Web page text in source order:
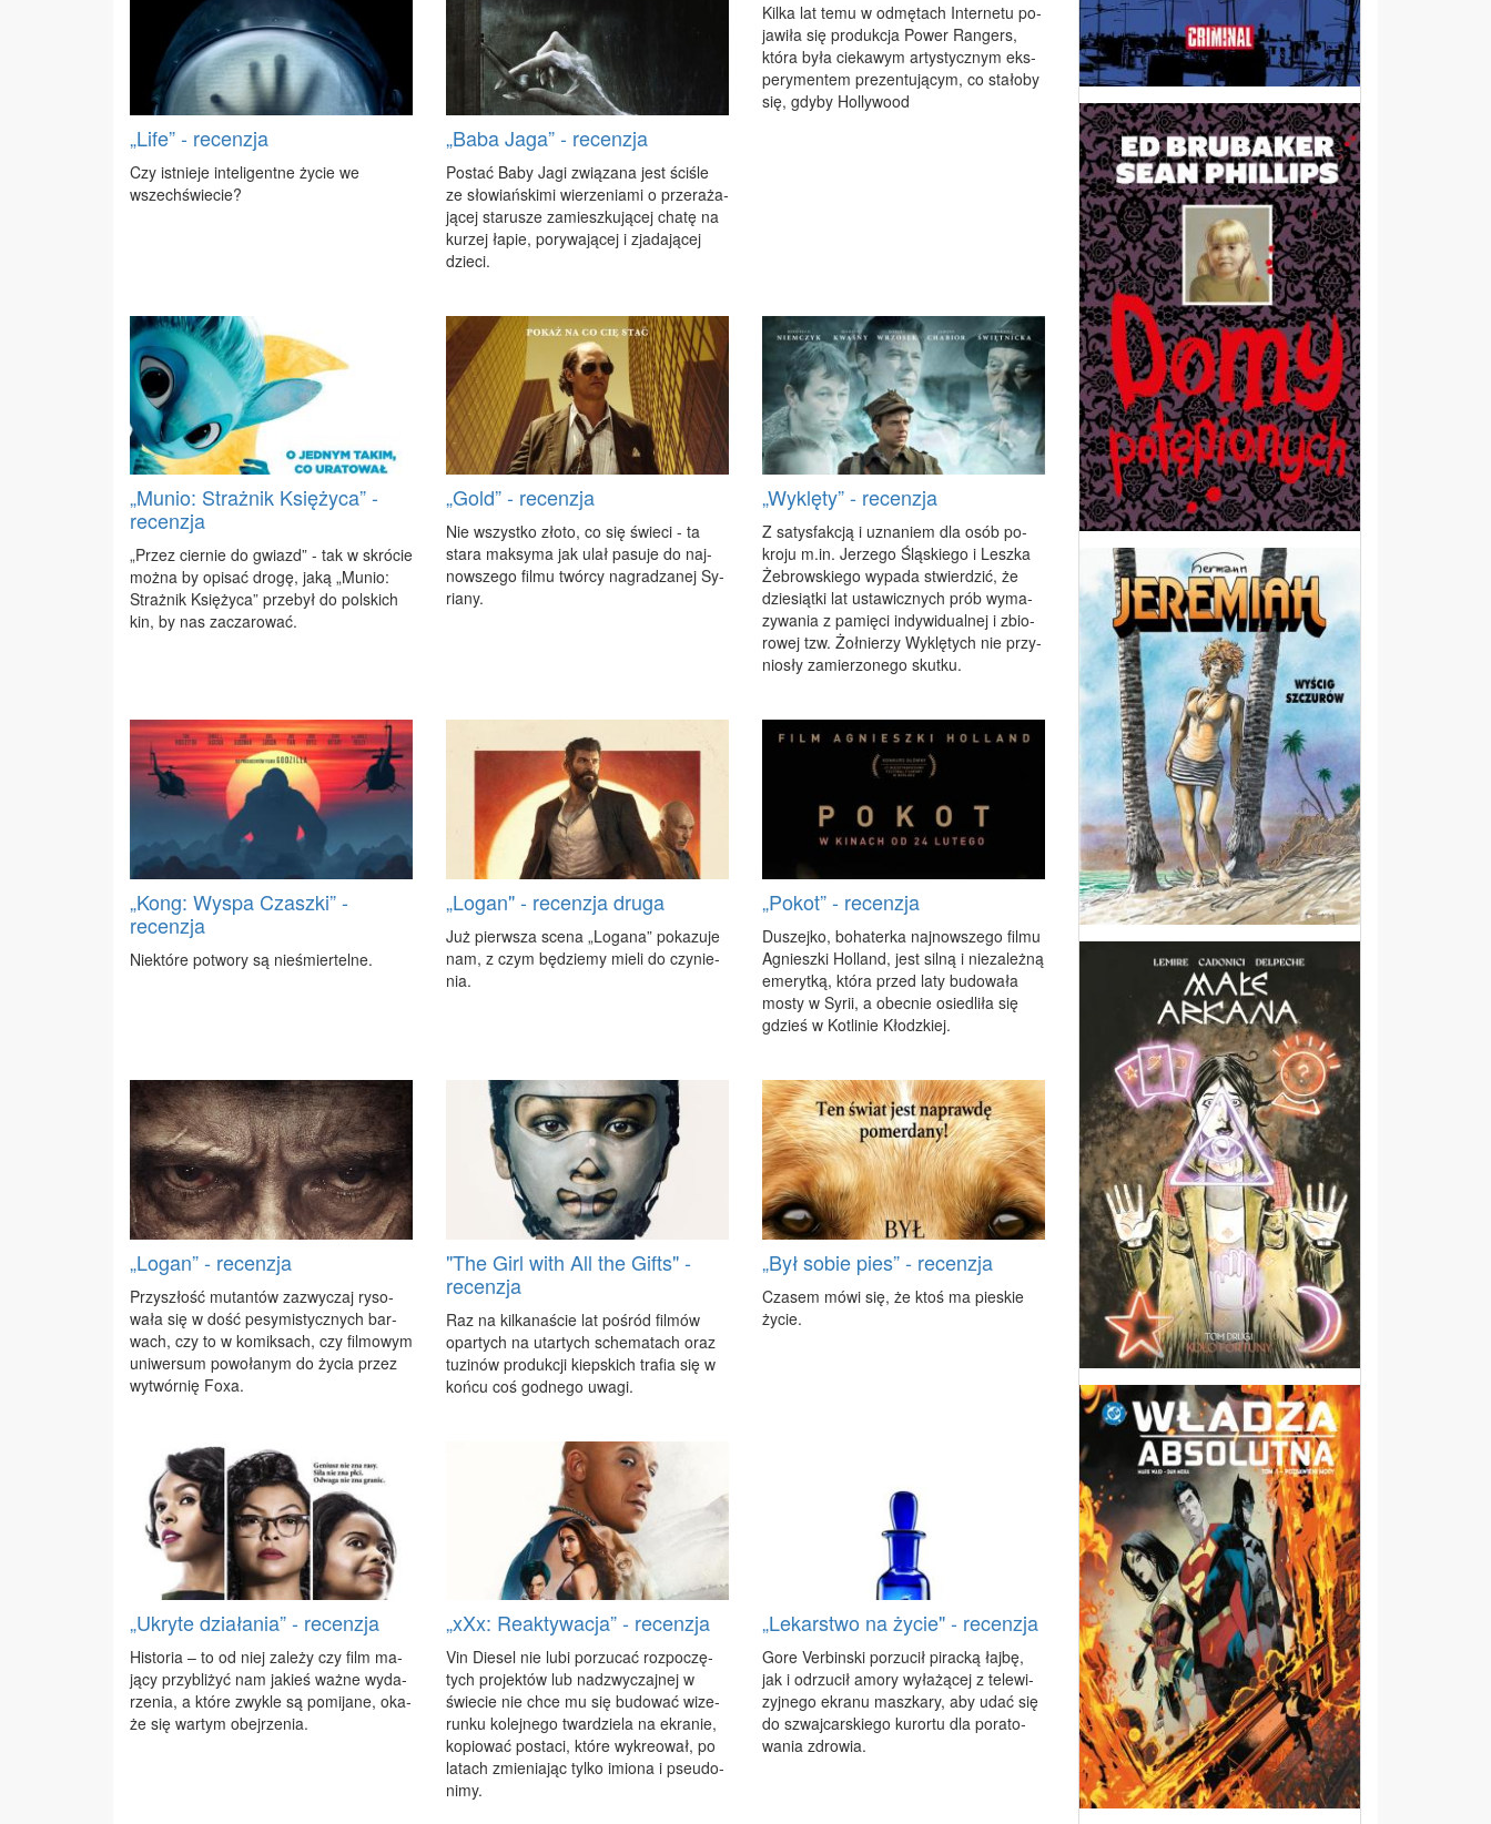
„Life” - recenzja
Czy ist­nie­je in­te­li­gent­ne ży­cie we
wszech­świe­cie?
„Baba Jaga” - recenzja
Po­stać Ba­by Ja­gi zwią­za­na jest ści­śle
ze sło­wiań­ski­mi wie­rze­nia­mi o prze­ra­ża­
ją­cej sta­ru­sze za­miesz­ku­ją­cej cha­tę na
ku­rzej ła­pie, po­ry­wa­ją­cej i zja­da­ją­cej
dzie­ci.
Kil­ka lat te­mu w od­mę­tach In­ter­ne­tu po­
ja­wi­ła się pro­duk­cja Po­wer Ran­gers,
któ­ra by­ła cie­ka­wym ar­ty­stycz­nym eks­
pe­ry­men­tem pre­zen­tu­ją­cym, co sta­ło­by
się, gdy­by Hol­ly­wo­od
„Munio: Strażnik Księżyca” -
recenzja
„Przez cier­nie do gwiazd” - tak w skró­cie
moż­na by opi­sać dro­gę, ja­ką „Mu­nio:
Straż­nik Księ­ży­ca” prze­był do pol­skich
kin, by nas za­cza­ro­wać.
„Gold” - recenzja
Nie wszyst­ko zło­to, co się świe­ci - ta
sta­ra mak­sy­ma jak ulał pa­su­je do naj­
now­sze­go fil­mu twór­cy na­gra­dza­nej Sy­
ria­ny.
„Wyklęty” - recenzja
Z sa­tys­fak­cją i uzna­niem dla osób po­
kro­ju m.​in. Je­rze­go Ślą­skie­go i Lesz­ka
Że­brow­skie­go wy­pa­da stwier­dzić, że
dzie­siąt­ki lat usta­wicz­nych prób wy­ma­
zy­wa­nia z pa­mię­ci in­dy­wi­du­al­nej i zbio­
ro­wej tzw. Żoł­nie­rzy Wy­klę­tych nie przy­
nio­sły za­mie­rzo­ne­go skut­ku.
„Kong: Wyspa Czaszki” -
recenzja
Nie­któ­re po­two­ry są nie­śmier­tel­ne.
„Logan" - recenzja druga
Już pierw­sza sce­na „Lo­ga­na” po­ka­zu­je
nam, z czym bę­dzie­my mie­li do czy­nie­
nia.
„Pokot” - recenzja
Du­szej­ko, bo­ha­ter­ka naj­now­sze­go fil­mu
Agniesz­ki Hol­land, jest sil­ną i nie­za­leż­ną
eme­ryt­ką, któ­ra przed la­ty bu­do­wa­ła
mo­sty w Sy­rii, a obec­nie osie­dli­ła się
gdzieś w Ko­tli­nie Kłodz­kiej.
„Logan” - recenzja
Przy­szłość mu­tan­tów za­zwy­czaj ry­so­
wa­ła się w dość pe­sy­mi­stycz­nych bar­
wach, czy to w ko­mik­sach, czy fil­mo­wym
uni­wer­sum po­wo­ła­nym do ży­cia przez
wy­twór­nię Fo­xa.
"The Girl with All the Gifts" -
recenzja
Raz na kil­ka­na­ście lat po­śród fil­mów
opar­tych na utar­tych sche­ma­tach oraz
tu­zi­nów pro­duk­cji kiep­skich tra­fia się w
koń­cu coś god­ne­go uwa­gi.
„Był sobie pies” - recenzja
Cza­sem mó­wi się, że ktoś ma pie­skie
ży­cie.
„Ukryte działania” - recenzja
Hi­sto­ria – to od niej za­le­ży czy film ma­
ją­cy przy­bli­żyć nam ja­kieś waż­ne wy­da­
rze­nia, a któ­re zwy­kle są po­mi­ja­ne, oka­
że się war­tym obej­rze­nia.
„xXx: Reaktywacja” - recenzja
Vin Die­sel nie lu­bi po­rzu­cać roz­po­czę­
tych pro­jek­tów lub nad­zwy­czaj­nej w
świe­cie nie chce mu się bu­do­wać wi­ze­
run­ku ko­lej­ne­go twar­dzie­la na ekra­nie,
ko­pio­wać po­sta­ci, któ­re wy­kre­ował, po
la­tach zmie­nia­jąc tyl­ko imio­na i pseu­do­
ni­my.
„Lekarstwo na życie" - recenzja
Go­re Ver­bin­ski po­rzu­cił pi­rac­ką łaj­bę,
jak i od­rzu­cił amo­ry wy­ła­żą­cej z te­le­wi­
zyj­ne­go ekra­nu masz­ka­ry, aby udać się
do szwaj­car­skie­go ku­ror­tu dla po­ra­to­
wa­nia zdro­wia.